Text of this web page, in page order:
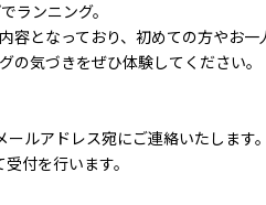
ランニング。
となっており、初めての方やお一
気づきをぜひ体験してください。
ルアドレス宛にご連絡いたします。
付を行います。